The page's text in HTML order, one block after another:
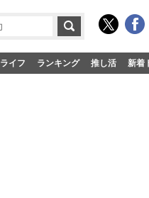
ライフ ランキング 推し活 新着